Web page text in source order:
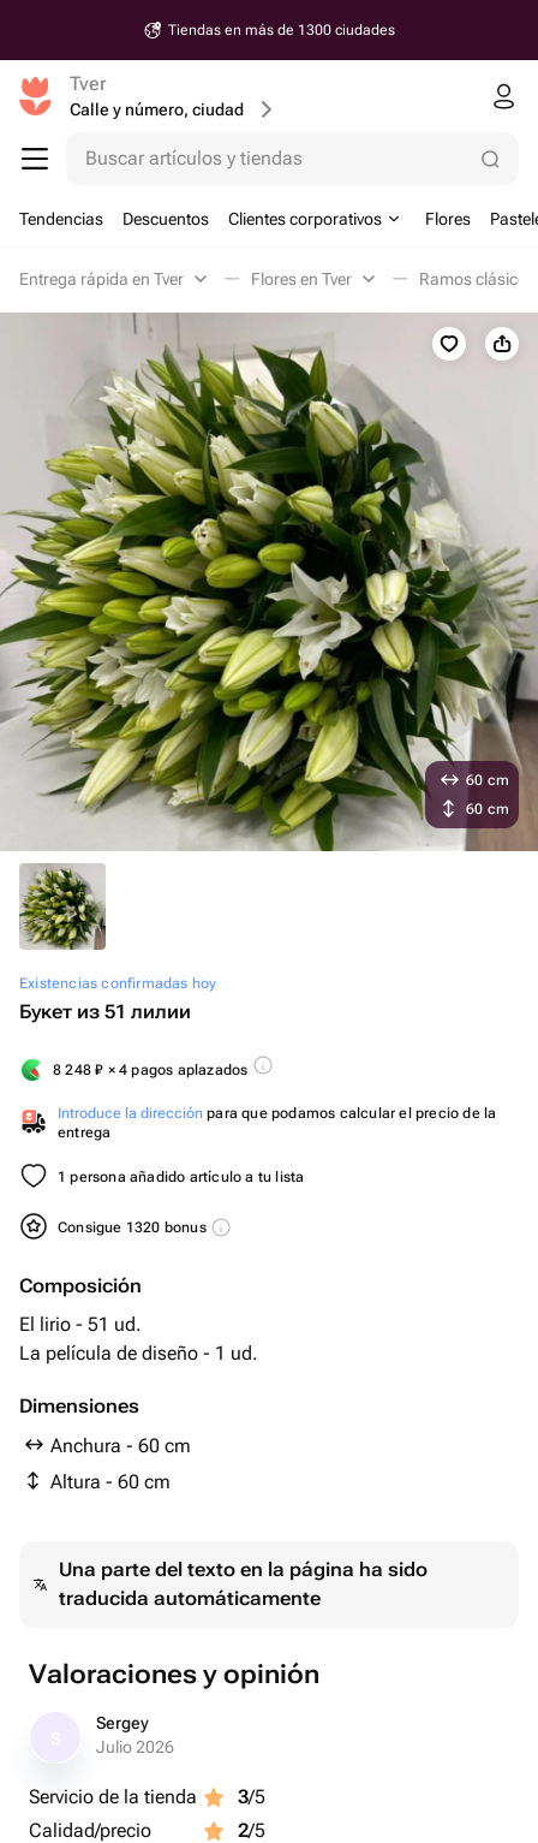
Tiendas en más de 1300 ciudades
Tver
Calle y número, ciudad
Buscar artículos y tiendas
Tendencias Descuentos Clientes corporativos Flores
Entrega rápida en Tver Flores en Tver Ramos clásicos
Existencias confirmadas hoy
Букет из 51 лилии
8 248₽ × 4 pagos aplazados
Introduce la dirección para que podamos calcular el precio de la
entrega
1 persona añadido artículo a tu lista
Consigue 1320 bonus
Composición
El lirio - 51 ud.
La película de diseño - 1 ud.
Dimensiones
Anchura - 60 cm
Altura - 60 cm
60 cm
60 cm
Una parte del texto en la página ha sido
traducida automáticamente
Valoraciones y opinión
Sergey
Julio 2026
Servicio de la tienda 3/5
Calidad/precio
2/5